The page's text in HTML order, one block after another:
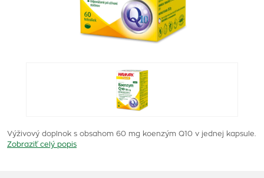
Výživový doplnok s obsahom 60 mg koenzým Q10 v jednej kapsule.
Zobraziť celý popis